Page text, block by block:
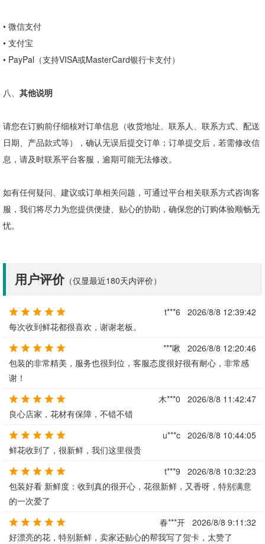
• 微信支付
• 支付宝
• PayPal （支持VISA或MasterCard银行卡支付）
八、 其他说明
请您在订购前仔细核对订单信息（收货地址、联系人、联系方式、配送
日期、产品款式等），确认无误后提交订单；订单提交后，若需修改信
息，请及时联系平台客服，逾期可能无法修改。
如有任何疑问、建议或订单相关问题，可通过平台相关联系方式咨询客
服，我们将尽力为您提供便捷、贴心的协助，确保您的订购体验顺畅无
忧。
用户评价（仅显最近180天内评价）
t***6
2026/8/8 12:39:42
每次收到鲜花都很喜欢，谢谢老板。
***啾
2026/8/8 12:20:46
包装的非常精美，服务也很到位，客服态度很好很有耐心，非常感
谢！
木***0
2026/8/8 11:42:47
良心店家，花材有保障，不错不错
u***c
2026/8/8 10:44:05
鲜花收到了，很新鲜，我们这里很贵
t***9
2026/8/8 10:32:23
包装好看 新鲜度：收到真的很开心，花很新鲜，又香呀，特别满意
的一次爱了
春***开
2026/8/8 9:11:32
好漂亮的花，特别新鲜，卖家还贴心的帮我写了贺卡，太赞了